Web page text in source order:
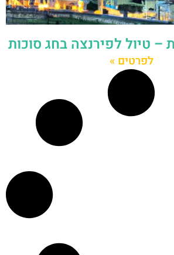
– טיול לפירנצה בחג סוכות
לפרטים »